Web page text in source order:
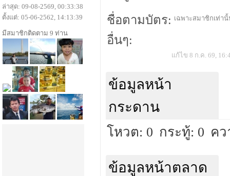
ชื่อตามบัตร: เฉพาะสมาชิกเท่า
อื่นๆ:
แก้ไข 8 ก.ค. 69,
ข้อมูลหน้า
กระดาน
โหวต: 0 กระทู้: 0 คว
ข้อมูลหน้าตลาด
ล่าสุด: 09-08-2569, 00:33:38
ตั้งแต่: 05-06-2562, 14:13:39
มีสมาชิกติดตาม 9 ท่าน